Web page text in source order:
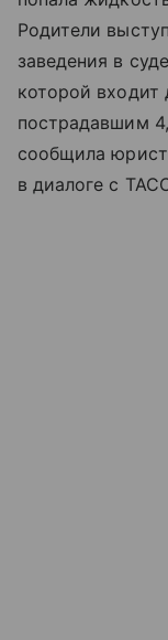
Родители
заведения в
которой входит
пострадавшим
сообщила
в диалоге с